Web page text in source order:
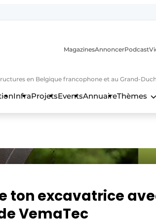
en Belgique francophone et au Grand-
MagazinesAnnoncerPodcast
InfraProjetsEventsAnnuaireThèmes
ton excavatrice
VemaTec